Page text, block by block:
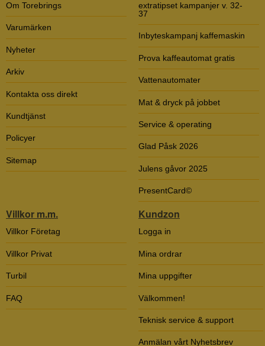
Om Torebrings
Varumärken
Nyheter
Arkiv
Kontakta oss direkt
Kundtjänst
Policyer
Sitemap
extratipset kampanjer v. 32-
37
Inbyteskampanj kaffemaskin
Prova kaffeautomat gratis
Vattenautomater
Mat & dryck på jobbet
Service & operating
Glad Påsk 2026
Julens gåvor 2025
PresentCard©
Villkor m.m.
Villkor Företag
Villkor Privat
Turbil
FAQ
Kundzon
Logga in
Mina ordrar
Mina uppgifter
Välkommen!
Teknisk service & support
Anmälan vårt Nyhetsbrev